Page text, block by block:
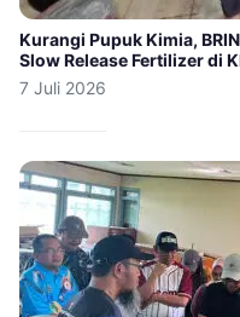
Kurangi Pupuk Kimia,
Slow Release Fertilizer di
7 Juli 2026